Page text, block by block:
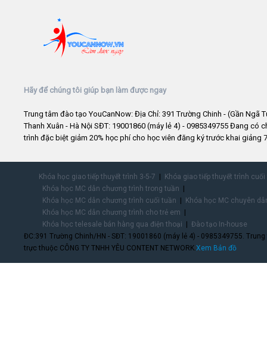
Hãy để chúng tôi giúp bạn làm được ngay
Trung tâm đào tạo YouCanNow: Địa Chỉ: 391 Trường Chinh - (Gần Ngã
Thanh Xuân - Hà Nội SĐT: 19001860 (máy lẻ 4) - 0985349755 Đang có
trình đặc biệt giảm 20% học phí cho học viên đăng ký trước khai giảng
Khóa học giao tiếp thuyết trình 3-5-7
Khóa giao tiếp thuyết trình
Khóa học MC dẫn chương trình trong tuần
Khóa học MC dẫn chương trình cuối tuần
Khóa học MC chuyên
Khóa học MC dẫn chương trình cho trẻ em
Khóa học telesale bán hàng qua điện thoại
Đào tạo In-house
ĐC:391 Trường Chinh/HN - SĐT: 19001860 (máy lẻ 4) - 0985349755.
trực thuộc CÔNG TY TNHH YÊU CONTENT NETWORK.Xem Bản đồ